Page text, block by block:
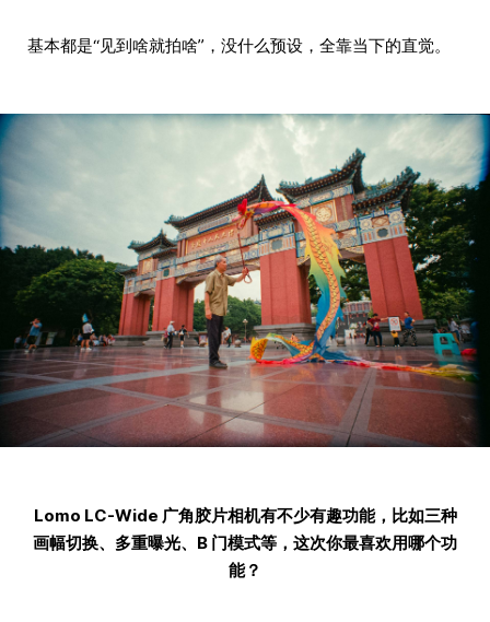
基本都是“见到啥就拍啥”，没什么预设，全靠当下的直觉。
Lomo LC-Wide 广角胶片相机有不少有趣功能，比如三种
画幅切换、多重曝光、B 门模式等，这次你最喜欢用哪个功
能？